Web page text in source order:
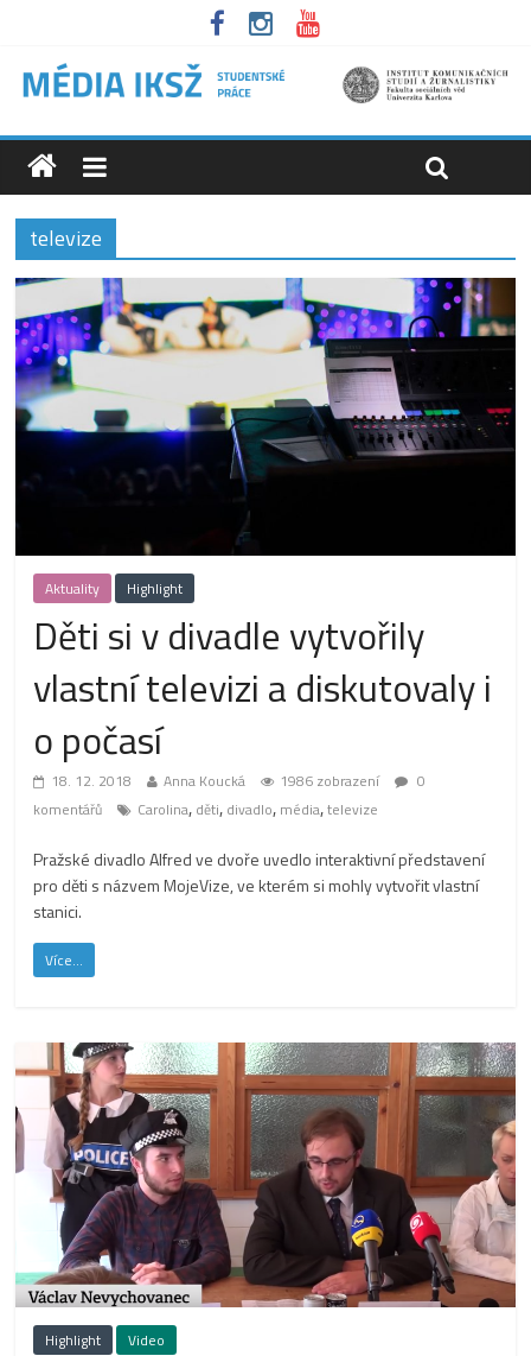
televize
Aktuality Highlight
Děti si v divadle vytvořily
vlastní televizi a diskutovaly i
o počasí
18. 12. 2018 Anna Koucká 1986 zobrazení
0
komentářů
Carolina, děti, divadlo, média,televize
Pražské divadlo Alfred ve dvoře uvedlo interaktivní představení
pro děti s názvem MojeVize, ve kterém si mohly vytvořit vlastní
stanici.
Více...
Highlight Video